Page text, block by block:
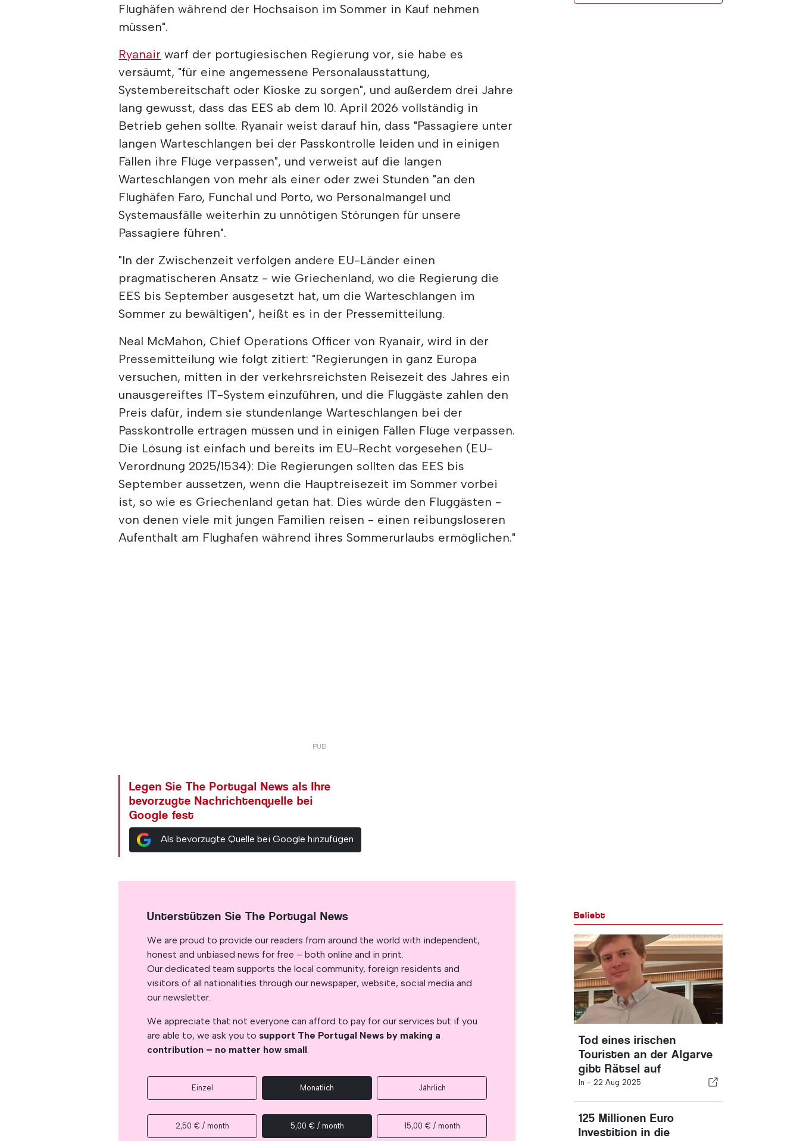
Flughäfen während der Hochsaison im Sommer in Kauf nehmen
müssen".
Ryanair warf der portugiesischen Regierung vor, sie habe es
versäumt, "für eine angemessene Personalausstattung,
Systembereitschaft oder Kioske zu sorgen", und außerdem drei Jahre
lang gewusst, dass das EES ab dem 10. April 2026 vollständig in
Betrieb gehen sollte. Ryanair weist darauf hin, dass "Passagiere unter
langen Warteschlangen bei der Passkontrolle leiden und in einigen
Fällen ihre Flüge verpassen", und verweist auf die langen
Warteschlangen von mehr als einer oder zwei Stunden "an den
Flughäfen Faro, Funchal und Porto, wo Personalmangel und
Systemausfälle weiterhin zu unnötigen Störungen für unsere
Passagiere führen".
"In der Zwischenzeit verfolgen andere EU-Länder einen
pragmatischeren Ansatz - wie Griechenland, wo die Regierung die
EES bis September ausgesetzt hat, um die Warteschlangen im
Sommer zu bewältigen", heißt es in der Pressemitteilung.
Neal McMahon, Chief Operations Officer von Ryanair, wird in der
Pressemitteilung wie folgt zitiert: "Regierungen in ganz Europa
versuchen, mitten in der verkehrsreichsten Reisezeit des Jahres ein
unausgereiftes IT-System einzuführen, und die Fluggäste zahlen den
Preis dafür, indem sie stundenlange Warteschlangen bei der
Passkontrolle ertragen müssen und in einigen Fällen Flüge verpassen.
Die Lösung ist einfach und bereits im EU-Recht vorgesehen (EU-
Verordnung 2025/1534): Die Regierungen sollten das EES bis
September aussetzen, wenn die Hauptreisezeit im Sommer vorbei
ist, so wie es Griechenland getan hat. Dies würde den Fluggästen -
von denen viele mit jungen Familien reisen - einen reibungsloseren
Aufenthalt am Flughafen während ihres Sommerurlaubs ermöglichen."
Legen Sie The Portugal News als Ihre
bevorzugte Nachrichtenquelle bei
Google fest
Als bevorzugte Quelle bei Google hinzufügen
Unterstützen Sie The Portugal News
We are proud to provide our readers from around the world with independent,
honest and unbiased news for free – both online and in print.
Our dedicated team supports the local community, foreign residents and
visitors of all nationalities through our newspaper, website, social media and
our newsletter.
We appreciate that not everyone can afford to pay for our services but if you
are able to, we ask you to support The Portugal News by making a
contribution – no matter how small.
Einzel Monatlich Jährlich
2,50 € / month 5,00 € / month 15,00 € / month
Beliebt
Tod eines irischen
Touristen an der Algarve
gibt Rätsel auf
In - 22 Aug 2025
125 Millionen Euro
Investition in die